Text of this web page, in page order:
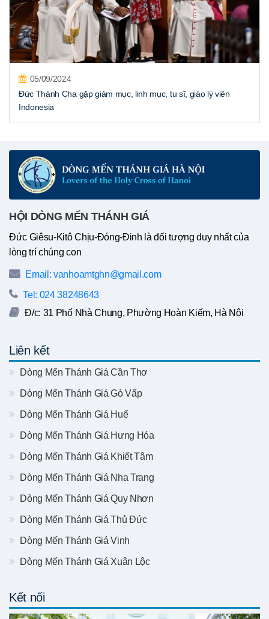
05/09/2024
Đức Thánh Cha gặp giám mục, linh mục, tu sĩ, giáo lý viên
Indonesia
HỘI DÒNG MẾN THÁNH GIÁ
Đức Giêsu-Kitô Chịu-Đóng-Đinh là đối tượng duy nhất của
lòng trí chúng con
Email: vanhoamtghn@gmail.com
Tel: 024 38248643
Đ/c: 31 Phố Nhà Chung, Phường Hoàn Kiếm, Hà Nội
Liên kết
Dòng Mến Thánh Giá Cần Thơ
Dòng Mến Thánh Giá Gò Vấp
Dòng Mến Thánh Giá Huế
Dòng Mến Thánh Giá Hưng Hóa
Dòng Mến Thánh Giá Khiết Tâm
Dòng Mến Thánh Giá Nha Trang
Dòng Mến Thánh Giá Quy Nhơn
Dòng Mến Thánh Giá Thủ Đức
Dòng Mến Thánh Giá Vinh
Dòng Mến Thánh Giá Xuân Lộc
Kết nối